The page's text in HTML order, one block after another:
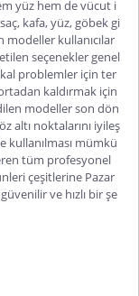
yüz hem de vücut i
kafa, yüz, göbek gi
kullanıcılar
seçenekler genel
problemler için ter
kaldırmak için
modeller son dön
altı noktalarını iyileş
mümkü
tüm profesyonel
çeşitlerine Pazar
ve hızlı bir şe